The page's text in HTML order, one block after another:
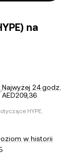
na
Najwyżej 24 godz.
AED209,36
HYPE.
w historii